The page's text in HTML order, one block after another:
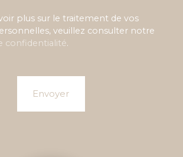
plus sur le traitement de vos
veuillez consulter notre
confidentialité.
Envoyer